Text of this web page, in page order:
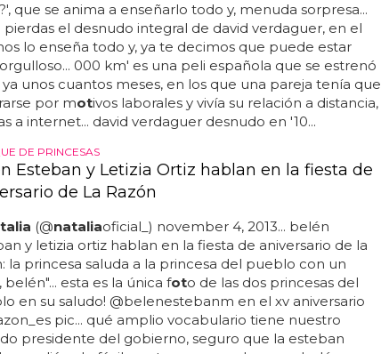
que se anima a enseñarlo todo y, menuda sorpresa...
pierdas el desnudo integral de david verdaguer, en el
lo enseña todo y, ya te decimos que puede estar
000 km' es una peli española que se estrenó
unos cuantos meses, en los que una pareja tenía que
por motivos laborales y vivía su relación a distancia,
a internet... david verdaguer desnudo en '10...
DE PRINCESAS
Esteban y Letizia Ortiz hablan en la fiesta de
de La Razón
(@nataliaoficial_) november 4, 2013... belén
y letizia ortiz hablan en la fiesta de aniversario de la
la princesa saluda a la princesa del pueblo con un
belén"... esta es la única foto de las dos princesas del
en su saludo! @belenestebanm en el xv aniversario
pic... qué amplio vocabulario tiene nuestro
presidente del gobierno, seguro que la esteban